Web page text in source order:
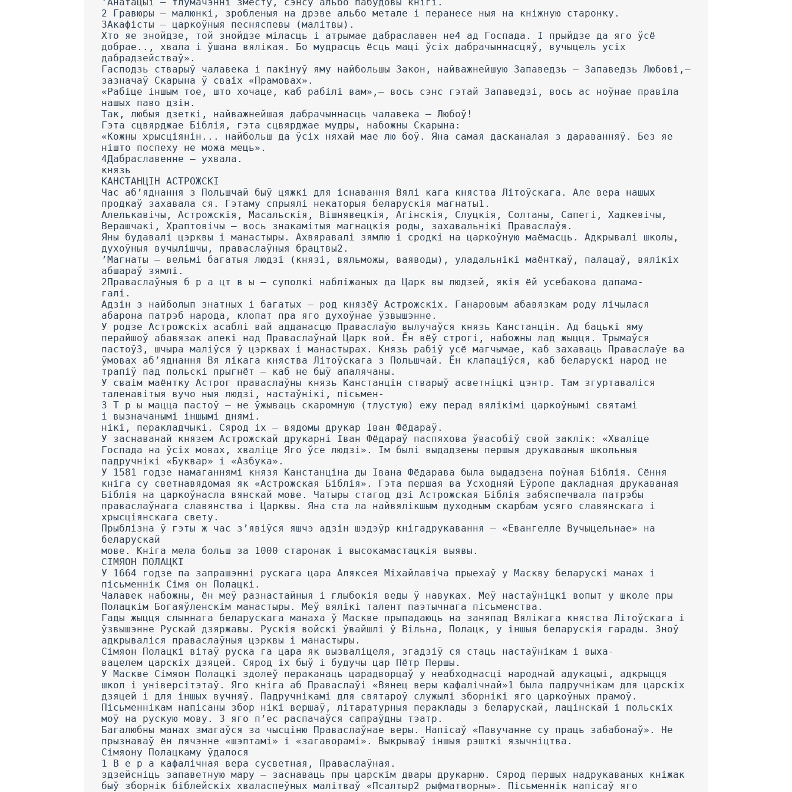
2 Гравюры — малюнкі, зробленыя на дрэве альбо метале і перанесе ныя на кніжную старонку.
3Акафісты — царкоўныя песняспевы (малітвы).
Хто яе знойдзе, той знойдзе міласць і атрымае дабраславен не4 ад Госпада. I прыйдзе да яго ўсё
добрае.., хвала і ўшана вялікая. Бо мудрасць ёсць маці ўсіх дабрачыннасцяў, вучыцель усіх
дабрадзействаў».
Гасподзь стварыў чалавека і пакінуў яму найбольшы Закон, найважнейшую Запаведзь — Запаведзь Любові,—
зазначаў Скарына ў сваіх «Прамовах».
«Рабіце іншым тое, што хочаце, каб рабілі вам»,— вось сэнс гэтай Запаведзі, вось ас ноўнае правіла
нашых паво дзін.
Так, любыя дзеткі, найважнейшая дабрачыннасць чалавека — Любоў!
Гэта сцвярджае Біблія, гэта сцвярджае мудры, набожны Скарына:
«Кожны хрысціянін... найбольш да ўсіх няхай мае лю боў. Яна самая дасканалая з дараванняў. Без яе
нішто поспеху не можа мець».
4Дабраславенне — ухвала.
князь
КАНСТАНЦІН АСТРОЖСКІ
Час аб’яднання з Польшчай быў цяжкі для існавання Вялі кага княства Літоўскага. Але вера нашых
продкаў захавала ся. Гэтаму спрыялі некаторыя беларускія магнаты1.
Алелькавічы, Астрожскія, Масальскія, Вішнявецкія, Агінскія, Слуцкія, Солтаны, Сапегі, Хадкевічы,
Верашчакі, Храптовічы — вось знакамітыя магнацкія роды, захавальнікі Праваслаўя.
Яны будавалі цэрквы і манастыры. Ахвяравалі зямлю і сродкі на царкоўную маёмасць. Адкрывалі школы,
духоўныя вучылішчы, праваслаўныя брацтвы2.
’Магнаты — вельмі багатыя людзі (князі, вяльможы, ваяводы), уладальнікі маёнткаў, палацаў, вялікіх
абшараў зямлі.
2Праваслаўныя б р а цт в ы — суполкі набліжаных да Царк вы людзей, якія ёй усебакова дапама-
галі.
Адзін з найболып знатных і багатых — род князёў Астрожскіх. Ганаровым абавязкам роду лічылася
абарона патрэб народа, клопат пра яго духоўнае ўзвышэнне.
У родзе Астрожскіх асаблі вай адданасцю Праваслаўю вылучаўся князь Канстанцін. Ад бацькі яму
перайшоў абавязак апекі над Праваслаўнай Царк вой. Ён вёў строгі, набожны лад жыцця. Трымаўся
пастоў3, шчыра маліўся ў цэрквах і манастырах. Князь рабіў усё магчымае, каб захаваць Праваслаўе ва
ўмовах аб’яднання Вя лікага княства Літоўскага з Польшчай. Ён клапаціўся, каб беларускі народ не
трапіў пад польскі прыгнёт — каб не быў апалячаны.
У сваім маёнтку Астрог праваслаўны князь Канстанцін стварыў асветніцкі цэнтр. Там згуртаваліся
таленавітыя вучо ныя людзі, настаўнікі, пісьмен-
3 Т р ы мацца пастоў — не ўжываць скаромную (тлустую) ежу перад вялікімі царкоўнымі святамі
і вызначанымі іншымі днямі.
нікі, перакладчыкі. Сярод іх — вядомы друкар Іван Фёдараў.
У заснаванай князем Астрожскай друкарні Іван Фёдараў паспяхова ўвасобіў свой заклік: «Хваліце
Госпада на ўсіх мовах, хваліце Яго ўсе людзі». Ім былі выдадзены першыя друкаваныя школьныя
падручнікі «Буквар» і «Азбука».
У 1581 годзе намаганнямі князя Канстанціна ды Івана Фёдарава была выдадзена поўная Біблія. Сёння
кніга су светнавядомая як «Астрожская Біблія». Гэта першая ва Усходняй Еўропе дакладная друкаваная
Біблія на царкоўнасла вянскай мове. Чатыры стагод дзі Астрожская Біблія забяспечвала патрэбы
праваслаўнага славянства і Царквы. Яна ста ла найвялікшым духодным скарбам усяго славянскага і
хрысціянскага свету.
Прыблізна ў гэты ж час з’явіўся яшчэ адзін шэдэўр кнігадрукавання — «Евангелле Вучыцельнае» на
беларускай
мове. Кніга мела больш за 1000 старонак і высокамастацкія выявы.
СІМЯОН ПОЛАЦКІ
У 1664 годзе па запрашэнні рускага цара Аляксея Міхайлавіча прыехаў у Маскву беларускі манах і
пісьменнік Сімя он Полацкі.
Чалавек набожны, ён меў разнастайныя і глыбокія веды ў навуках. Меў настаўніцкі вопыт у школе пры
Полацкім Богаяўленскім манастыры. Меў вялікі талент паэтычнага пісьменства.
Гады жыцця слыннага беларускага манаха ў Маскве прыпадаюць на заняпад Вялікага княства Літоўскага і
ўзвышэнне Рускай дзяржавы. Рускія войскі ўвайшлі ў Вільна, Полацк, у іншыя беларускія гарады. Зноў
адкрываліся праваслаўныя цэрквы і манастыры.
Сімяон Полацкі вітаў руска га цара як вызваліцеля, згадзіў ся стаць настаўнікам і выха-
вацелем царскіх дзяцей. Сярод іх быў і будучы цар Пётр Першы.
У Маскве Сімяон Полацкі здолеў пераканаць царадворцаў у неабходнасці народнай адукацыі, адкрыцця
школ і універсітэтаў. Яго кніга аб Праваслаўі «Вянец веры кафалічнай»1 была падручнікам для царскіх
дзяцей і для іншых вучняў. Падручнікамі для святароў служылі зборнікі яго царкоўных прамоў.
Пісьменнікам напісаны збор нікі вершаў, літаратурныя пераклады з беларускай, лацінскай і польскіх
моў на рускую мову. 3 яго п’ес распачаўся сапраўдны тэатр.
Багалюбны манах змагаўся за чысціню Праваслаўнае веры. Напісаў «Павучанне су праць забабонаў». He
прызнаваў ён лячэнне «шэптамі» і «загаворамі». Выкрываў іншыя рэшткі язычніцтва.
Сімяону Полацкаму ўдалося
1 В е р а кафалічная вера сусветная, Праваслаўная.
здзейсніць запаветную мару — заснаваць пры царскім двары друкарню. Сярод першых надрукаваных кніжак
быў зборнік біблейскіх хваласпеўных малітваў «Псалтыр2 рыфматворны». Пісьменнік напісаў яго